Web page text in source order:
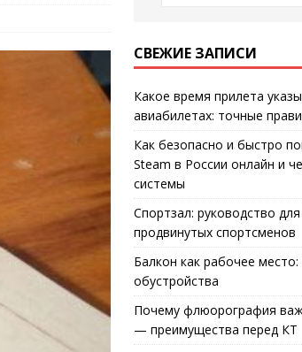
СВЕЖИЕ ЗАПИСИ
Какое время прилета
авиабилетах: точные
Как безопасно и быстро
Steam в России онлайн и
системы
Спортзал: руководство
продвинутых спортсменов
Балкон как рабочее
обустройства
Почему флюорография
— преимущества перед КТ